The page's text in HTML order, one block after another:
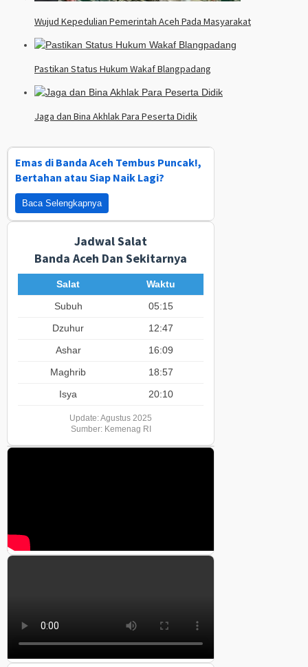
Wujud Kepedulian Pemerintah Aceh Pada Masyarakat
Pastikan Status Hukum Wakaf Blangpadang
Jaga dan Bina Akhlak Para Peserta Didik
Emas di Banda Aceh Tembus Puncak!,
Bertahan atau Siap Naik Lagi?
Baca Selengkapnya
Jadwal Salat
Banda Aceh Dan Sekitarnya
Salat
Waktu
Subuh
05:15
Dzuhur
12:47
Ashar
16:09
Maghrib
18:57
Isya
20:10
Update: Agustus 2025
Sumber: Kemenag RI